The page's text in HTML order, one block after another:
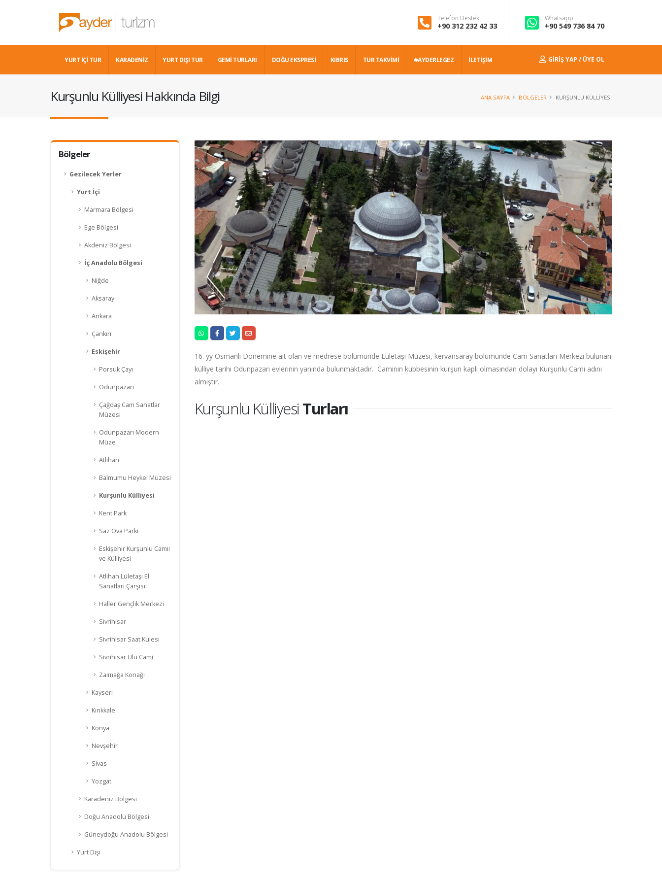
Telefon Destek
+90 312 232 42 33
Whatsapp
+90 549 736 84 70
YURT İÇİ TUR KARADENIZ YURT DIŞI TUR GEMİ TURLARI DOĞU EKSPRESİ KIBRIS TUR TAKVİMİ #AYDERLEGEZ İLETİŞİM GIRIŞ YAP / ÜYE OL
Kurşunlu Külliyesi Hakkında Bilgi ANA SAYFA BÖLGELER KURŞUNLU KÜLLIYESI
Bölgeler
Gezilecek Yerler
Yurt İçi
Marmara Bölgesi
Ege Bölgesi
Akdeniz Bölgesi
İç Anadolu Bölgesi
Niğde
Aksaray
Ankara
Çankırı
Eskişehir
Porsuk Çayı
Odunpazarı
Çağdaş Cam Sanatlar
Müzesi
Odunpazarı Modern
Müze
Atlıhan
Balmumu Heykel Müzesi
Kurşunlu Külliyesi
Kent Park
Saz Ova Parkı
Eskişehir Kurşunlu Camii
ve Külliyesi
Atlıhan Lületaşı El
Sanatları Çarşısı
Haller Gençlik Merkezi
Sivrihisar
Sivrihisar Saat Kulesi
Sivrihisar Ulu Cami
Zaimağa Konağı
Kayseri
Kırıkkale
Konya
Nevşehir
Sivas
Yozgat
Karadeniz Bölgesi
Doğu Anadolu Bölgesi
Güneydoğu Anadolu Bölgesi
Yurt Dışı
16. yy Osmanlı Dönemine ait olan ve medrese bölümünde Lületaşı Müzesi, kervansaray bölümünde Cam Sanatları Merkezi bulunan
külliye tarihi Odunpazarı evlerinin yanında bulunmaktadır. Caminin kubbesinin kurşun kaplı olmasından dolayı Kurşunlu Cami adını
almıştır.
Kurşunlu KülliyesiTurları